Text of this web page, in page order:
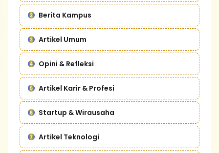
Berita Kampus
Artikel Umum
Opini & Refleksi
Artikel Karir & Profesi
Startup & Wirausaha
Artikel Teknologi